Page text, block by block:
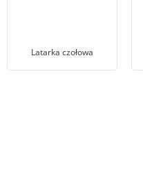
Latarka czołowa